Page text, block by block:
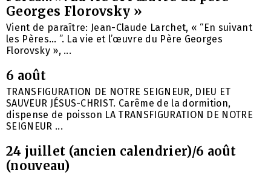
Georges Florovsky »
Vient de paraître: Jean-Claude Larchet, « “En suivant
les Pères… ”. La vie et l’œuvre du Père Georges
Florovsky », ...
6 août
TRANSFIGURATION DE NOTRE SEIGNEUR, DIEU ET
SAUVEUR JÉSUS-CHRIST. Carême de la dormition,
dispense de poisson LA TRANSFIGURATION DE NOTRE
SEIGNEUR ...
24 juillet (ancien calendrier)/6 août
(nouveau)